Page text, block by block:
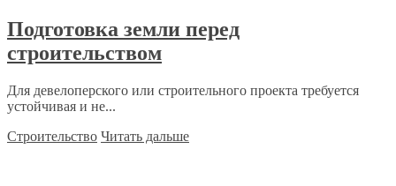
Подготовка земли перед
строительством
Для девелоперского или строительного проекта требуется
устойчивая и не...
Строительство Читать дальше